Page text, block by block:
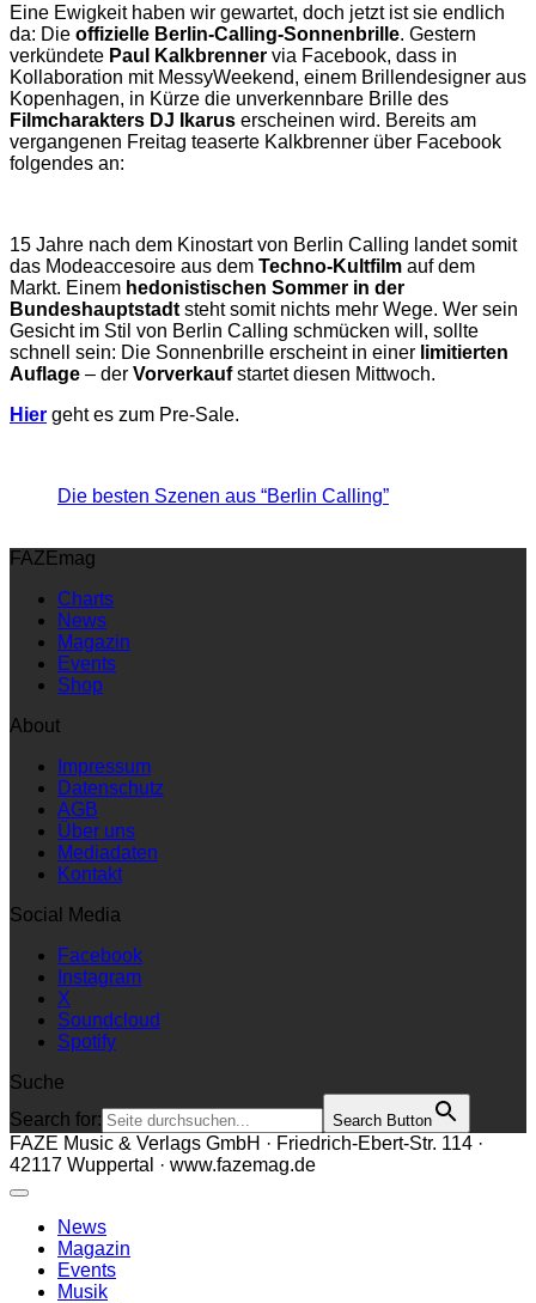
Eine Ewigkeit haben wir gewartet, doch jetzt ist sie endlich
da: Die offizielle Berlin-Calling-Sonnenbrille. Gestern
verkündete Paul Kalkbrenner via Facebook, dass in
Kollaboration mit MessyWeekend, einem Brillendesigner aus
Kopenhagen, in Kürze die unverkennbare Brille des
Filmcharakters DJ Ikarus erscheinen wird. Bereits am
vergangenen Freitag teaserte Kalkbrenner über Facebook
folgendes an:
15 Jahre nach dem Kinostart von Berlin Calling landet somit
das Modeaccesoire aus dem Techno-Kultfilm auf dem
Markt. Einem hedonistischen Sommer in der
Bundeshauptstadt steht somit nichts mehr Wege. Wer sein
Gesicht im Stil von Berlin Calling schmücken will, sollte
schnell sein: Die Sonnenbrille erscheint in einer limitierten
Auflage – der Vorverkaufstartet diesen Mittwoch.
Hier geht es zum Pre-Sale.
Die besten Szenen aus “Berlin Calling”
FAZEmag
Charts
News
Magazin
Events
Shop
About
Impressum
Datenschutz
AGB
Über uns
Mediadaten
Kontakt
Social Media
Facebook
Instagram
X
Soundcloud
Spotify
Suche
Search for:
Search Button
FAZE Music & Verlags GmbH · Friedrich-Ebert-Str. 114 ·
42117 Wuppertal · www.fazemag.de
News
Magazin
Events
Musik